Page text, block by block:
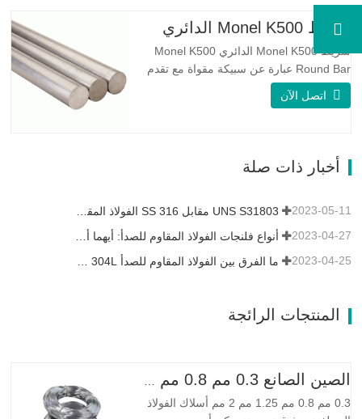
الميكانيكي الموثوق به ، والليونة ، وخصائص
من 34 مما يشير إلى أن مقاومة…
شريط Monel K500 الدائري
شريط Monel K500 الدائري Monel K500
Round Bar عبارة عن سبيكة مقواة مع تقدم
العمر ، ويتكون تركيبتها الأساسية من عناصر
مثل النيكل والنحاس. الذي يجمع بين مقاومة
خصائص مقاومة ممتازة للتآكل. هذه الخصائص
تشبه Monel 400.…
اتصل الآن
أخبار ذات صلة
2023-05-11
2023-04-27
ما الفرق بين الفولاذ المقاوم للصدأ 304L و 316L؟ 2023-04-25
المنتجات الرائجة
الصين الصانع 0.3 مم 0.8 مم 1.25 مم 2 مم أسلاك الفولاذ المجلفنة
0.3 مم 0.8 مم 1.25 مم 2 مم أسلاك الفولاذ